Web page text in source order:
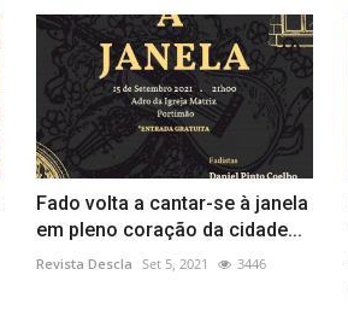
Fado volta a cantar-se à janela
em pleno coração da cidade...
Revista Descla Set 5, 2021 3446